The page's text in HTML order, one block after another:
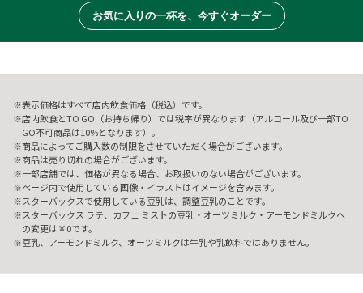
お気に入りの一杯を、今すぐオーダー
表示価格はすべて店内飲食価格（税込）です。
店内飲食とTO GO（お持ち帰り）では税率が異なります（アルコール及び一部TO
GO不可商品は10%となります）。
商品によってご購入数の制限をさせていただく場合がございます。
商品は売り切れの場合がございます。
一部店舗では、価格が異なる場合、お取扱いのない場合がございます。
ページ内で使用している画像・イラストはイメージを含みます。
スターバックスで使用している豆乳は、調整豆乳のことです。
スターバックス ラテ、カフェ ミストの豆乳・オーツミルク・アーモンドミルクへ
の変更は￥0です。
豆乳、アーモンドミルク、オーツミルクは牛乳や乳飲料ではありません。